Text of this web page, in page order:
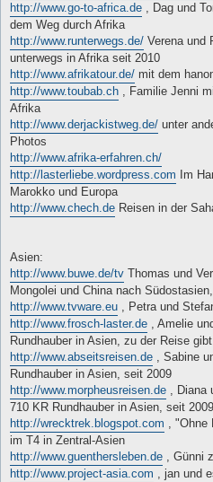
http://www.go-to-africa.de , Dag und
dem Weg durch Afrika
http://www.runterwegs.de/ Verena und
unterwegs in Afrika seit 2010
http://www.afrikatour.de/ mit dem
http://www.toubab.ch , Familie Jenni
Afrika
http://www.derjackistweg.de/ unter
Photos
http://www.afrika-erfahren.ch/
http://lasterliebe.wordpress.com Im
Marokko und Europa
http://www.chech.de Reisen in der
Asien:
http://www.buwe.de/tv Thomas und
Mongolei und China nach
http://www.tvware.eu , Petra und
http://www.frosch-laster.de , Amelie
Rundhauber in Asien, zu der Reise
http://www.abseitsreisen.de , Sabine
Rundhauber in Asien, seit 2009
http://www.morpheusreisen.de , Diana
710 KR Rundhauber in Asien, seit 2009
http://wrecktrek.blogspot.com , "Ohne
im T4 in Zentral-Asien
http://www.guenthersleben.de , Günni
http://www.project-asia.com , jan und